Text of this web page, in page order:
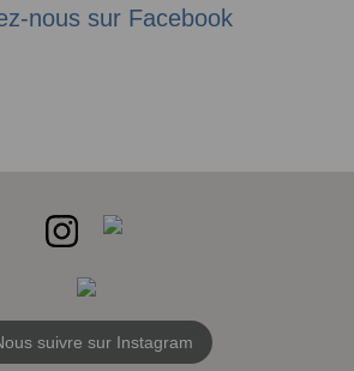
nous sur Facebook
suivre sur Instagram